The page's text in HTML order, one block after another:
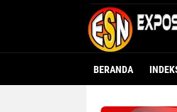
BERANDA